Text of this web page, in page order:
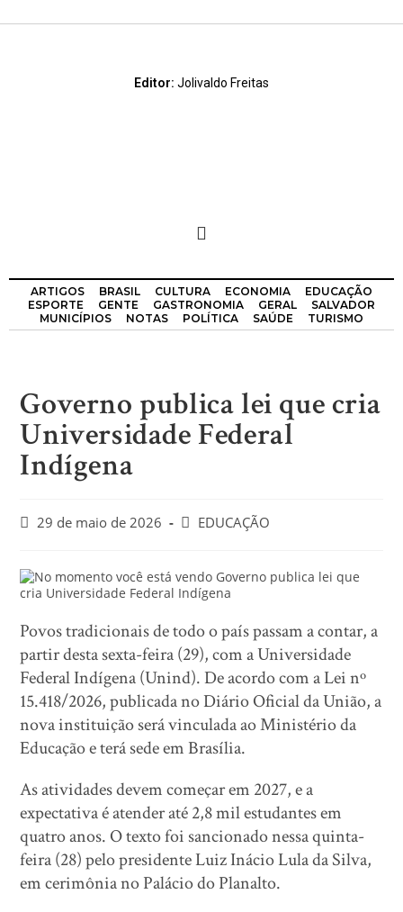
Editor: Jolivaldo Freitas
ARTIGOS BRASIL CULTURA ECONOMIA
EDUCAÇÃO
ESPORTE
GENTE GASTRONOMIA GERAL
SALVADOR
MUNICÍPIOS
NOTAS POLÍTICA SAÚDE TURISMO
Governo publica lei que cria
Universidade Federal
Indígena
29 de maio de 2026 EDUCAÇÃO
Povos tradicionais de todo o país passam a contar, a
partir desta sexta-feira (29), com a Universidade
Federal Indígena (Unind). De acordo com a Lei nº
15.418/2026, publicada no Diário Oficial da União, a
nova instituição será vinculada ao Ministério da
Educação e terá sede em Brasília.
As atividades devem começar em 2027, e a
expectativa é atender até 2,8 mil estudantes em
quatro anos. O texto foi sancionado nessa quinta-
feira (28) pelo presidente Luiz Inácio Lula da Silva,
em cerimônia no Palácio do Planalto.